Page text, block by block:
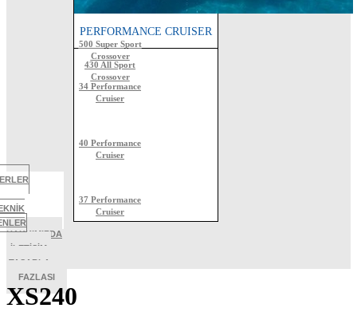
500 Super Sport
Crossover
ALL SPORT CROSSOVER
430 All Sport
Crossover
PERFORMANCE CRUISER
34 Performance
Cruiser
40 Performance
Cruiser
37 Performance
Cruiser
HAKKIMIZDA
İLETİŞİM
TASARLA
FAZLASI
XS240